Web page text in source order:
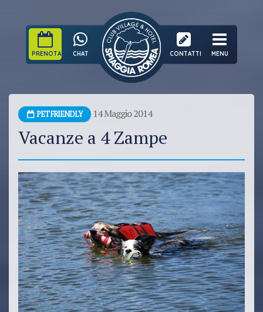
PRENOTA CHAT CONTATTI MENU
PET FRIENDLY 14 Maggio 2014
Vacanze a 4 Zampe